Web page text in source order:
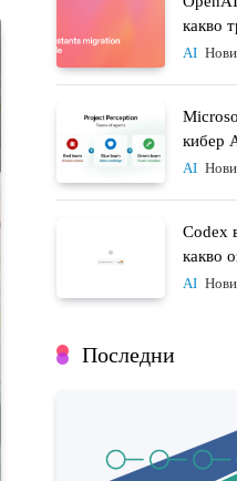
какво
AI
кибер
AI
Codex
какво
AI
Последни